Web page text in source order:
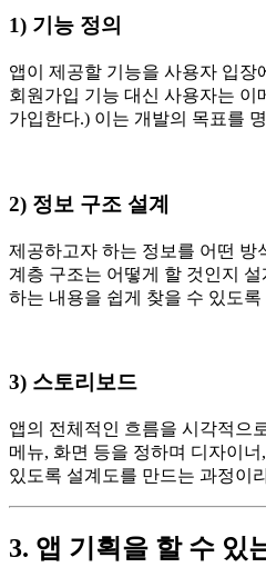
1) 기능 정의
앱이 제공할 기능을 사용자 입장
회원가입 기능 대신 사용자는 이
가입한다.) 이는 개발의 목표를
2) 정보 구조 설계
제공하고자 하는 정보를 어떤 방
계층 구조는 어떻게 할 것인지
하는 내용을 쉽게 찾을 수 있도록
3) 스토리보드
앱의 전체적인 흐름을 시각적으
메뉴, 화면 등을 정하며 디자이
있도록 설계도를 만드는 과정이
3. 앱 기획을 할 수 있